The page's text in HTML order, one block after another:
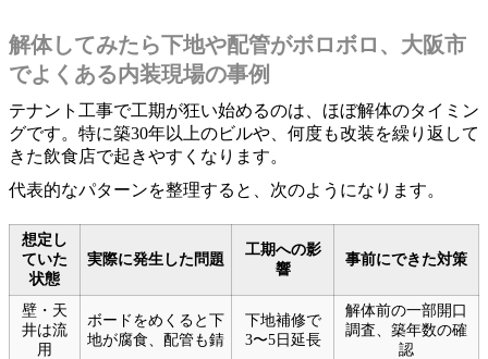
解体してみたら下地や配管がボロボロ、大阪市
でよくある内装現場の事例
テナント工事で工期が狂い始めるのは、ほぼ解体のタイミン
グです。特に築30年以上のビルや、何度も改装を繰り返して
きた飲食店で起きやすくなります。
代表的なパターンを整理すると、次のようになります。
想定し
ていた
状態
実際に発生した問題
工期への影
響
事前にできた対策
壁・天
井は流
用
ボードをめくると下
地が腐食、配管も錆
下地補修で
3〜5日延長
解体前の一部開口
調査、築年数の確
認